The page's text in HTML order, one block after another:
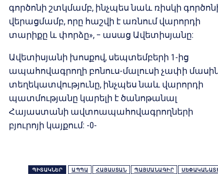
գործոնի շտկմամբ, ինչպես նաև ռիսկի
վերացմամբ, որը հաշվի է առնում վարորդի
տարիքը և փորձը», – ասաց Ավետիսյանը:
Ավետիսյանի խոսքով, սեպտեմբերի 1-ից
ապահովագրողի բոնուս-մալուսի չափի
տեղեկատվությունը, ինչպես նաև վարորդի
պատմությանը կարելի է ծանոթանալ
Հայաստանի ավտոապահովագրողների
բյուրոյի կայքում: -0-
ՊԻՏԱԿՆԵՐ ԱՊՊԱ ՀԱՅԱՍՏԱՆ ՊԱՅՄԱՆԱԳԻՐ